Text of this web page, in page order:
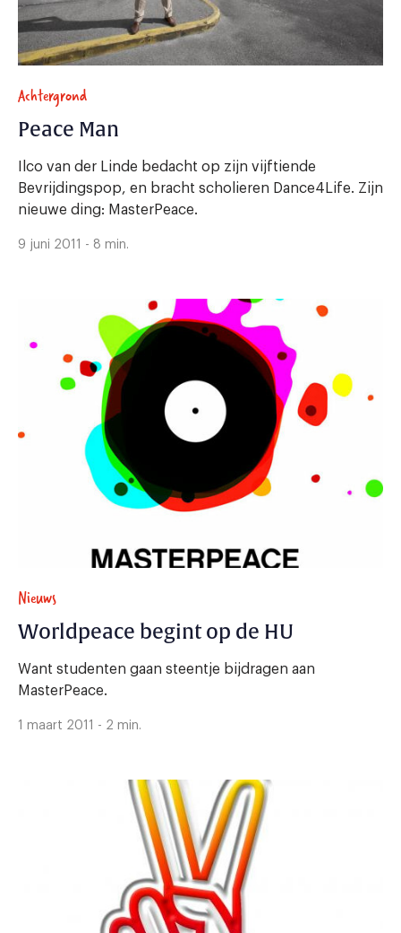
Achtergrond
Peace Man
Ilco van der Linde bedacht op zijn vijftiende
Bevrijdingspop, en bracht scholieren Dance4Life. Zijn
nieuwe ding: MasterPeace.
9 juni 2011 - 8 min.
Nieuws
Worldpeace begint op de HU
Want studenten gaan steentje bijdragen aan
MasterPeace.
1 maart 2011 - 2 min.